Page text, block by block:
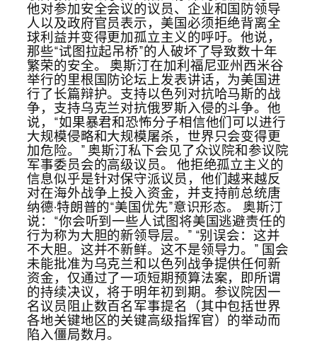
他对参加安全会议的议员、企业和国防领导
人以及政府官员表示，美国必须拒绝背离全
球利益并变得更加孤立主义的呼吁。他说，
那些“试图拉起吊桥”的人破坏了导致数十年
繁荣的安全。 奥斯汀在加利福尼亚州西米谷
举行的里根国防论坛上发表讲话，为美国进
行了长篇辩护。支持以色列对抗哈马斯的战
争，支持乌克兰对抗俄罗斯入侵的斗争。他
说，“如果暴君和恐怖分子相信他们可以进行
大规模侵略和大规模屠杀，世界只会变得更
加危险。” 奥斯汀私下会见了众议院和参议院
军事委员会的高级议员。 他拒绝孤立主义的
信息似乎是针对保守派议员，他们越来越反
对在海外战争上投入资金，并支持前总统唐
纳德·特朗普的“美国优先”意识形态。 奥斯汀
说：“你会听到一些人试图将美国逃避责任的
行为称为大胆的新领导层。” “别误会：这并
不大胆。这并不新鲜。这不是领导力。” 国会
未能批准为乌克兰和以色列战争提供任何新
资金，仅通过了一项短期预算法案，即所谓
的持续决议，将于明年初到期。参议院因一
名议员阻止数百名军事提名（其中包括世界
各地关键地区的关键高级指挥官）的举动而
陷入僵局数月。